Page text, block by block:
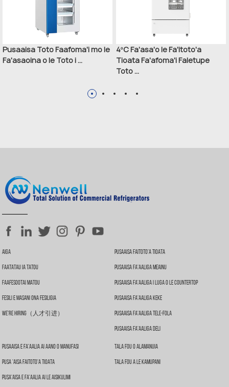
Pusaaisa Toto Faafoma'i mo le
Fa'asaoina o le Toto i ...
4ºC Fa'asa'o le Fa'itoto'a
Tioata Fa'afoma'i Faletupe
Toto ...
Aiga
Faatatau Ia Tatou
Faafesootai Matou
Fesili E Masani Ona Fesiligia
We're Hiring（人才引进）
Pusaaisa Faitoto'a Tioata
Pusaaisa Fa'aaliga Meainu
Pusaaisa Fa'aaliga I Luga O Le Countertop
Pusaaisa Fa'aaliga Keke
Pusaaisa Fa'aaliga Tele-Fola
Pusaaisa Fa'aaliga Deli
Pusaaisa E Fa'aalia Ai Aano O Manufasi
Pusa 'aisa Faitoto'a Tioata
Pusa'aisa E Fa'aalia Ai Le Aisikulimi
Tala Fou O Alamanuia
Tala Fou A Le Kamupani